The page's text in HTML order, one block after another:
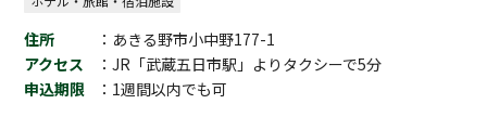
住所
：あきる野市小中野177-1
アクセス
：JR「武蔵五日市駅」よりタクシーで5分
申込期限
：1週間以内でも可